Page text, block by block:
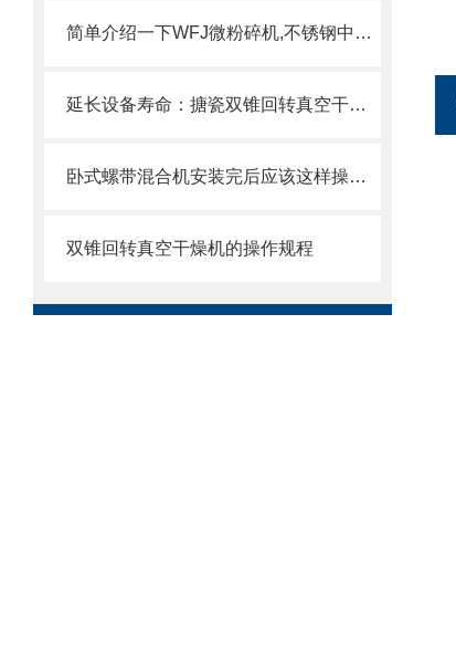
简单介绍一下WFJ微粉碎机,不锈钢中草药粉碎机的主要工作原理
延长设备寿命：搪瓷双锥回转真空干燥机的清洁与存储建议
卧式螺带混合机安装完后应该这样操作更可靠
双锥回转真空干燥机的操作规程